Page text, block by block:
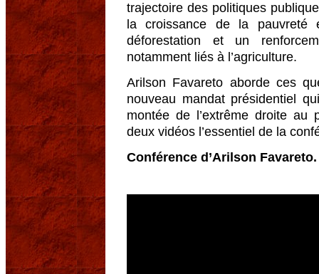
trajectoire des politiques
la croissance de la
déforestation et un
notamment liés à l’agriculture.
Arilson Favareto aborde ces
nouveau mandat présidentiel
montée de l’extrême droite au
deux vidéos l’essentiel de la
Conférence d’Arilson